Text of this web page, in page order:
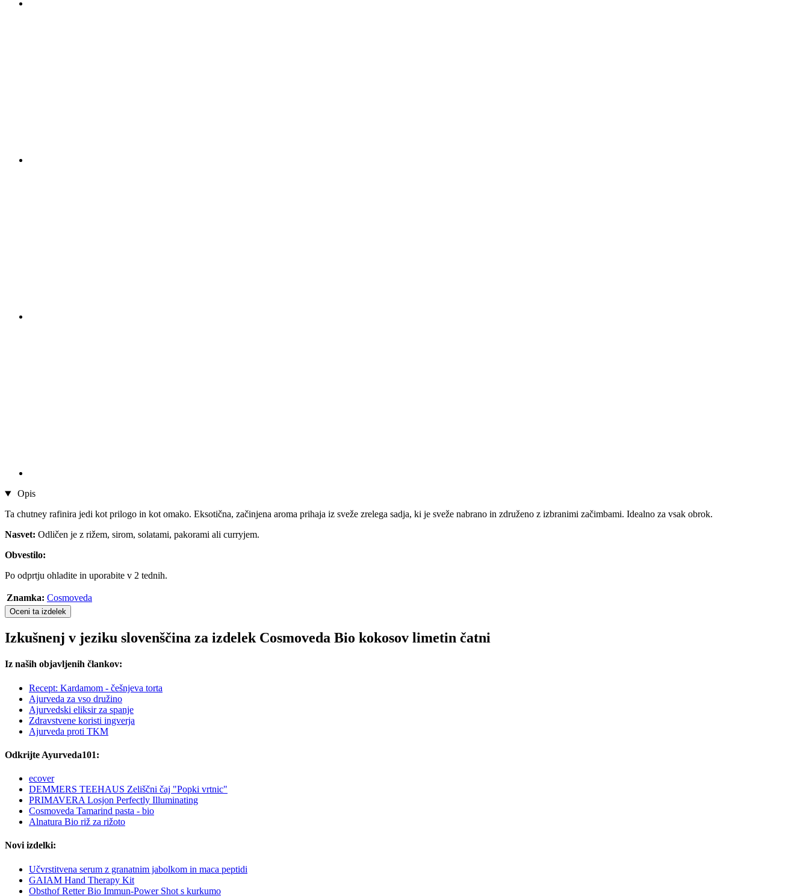
Opis
Ta chutney rafinira jedi kot prilogo in kot omako. Eksotična, začinjena aroma prihaja iz sveže zrelega sadja, ki je sveže nabrano in združeno z izbranimi začimbami. Idealno za vsak obrok.
Nasvet: Odličen je z rižem, sirom, solatami, pakorami ali curryjem.
Obvestilo:
Po odprtju ohladite in uporabite v 2 tednih.
Znamka: Cosmoveda
Oceni ta izdelek
Izkušnenj v jeziku slovenščina za izdelek Cosmoveda Bio kokosov limetin čatni
Iz naših objavljenih člankov:
Recept: Kardamom - češnjeva torta
Ajurveda za vso družino
Ajurvedski eliksir za spanje
Zdravstvene koristi ingverja
Ajurveda proti TKM
Odkrijte Ayurveda101:
ecover
DEMMERS TEEHAUS Zeliščni čaj "Popki vrtnic"
PRIMAVERA Losjon Perfectly Illuminating
Cosmoveda Tamarind pasta - bio
Alnatura Bio riž za rižoto
Novi izdelki:
Učvrstitvena serum z granatnim jabolkom in maca peptidi
GAIAM Hand Therapy Kit
Obsthof Retter Bio Immun-Power Shot s kurkumo